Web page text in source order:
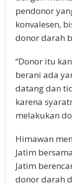
pendonor
konvalesen,
donor darah
“Donor itu
berani ada
datang dan
karena
melakukan
Himawan
Jatim
Jatim
donor darah